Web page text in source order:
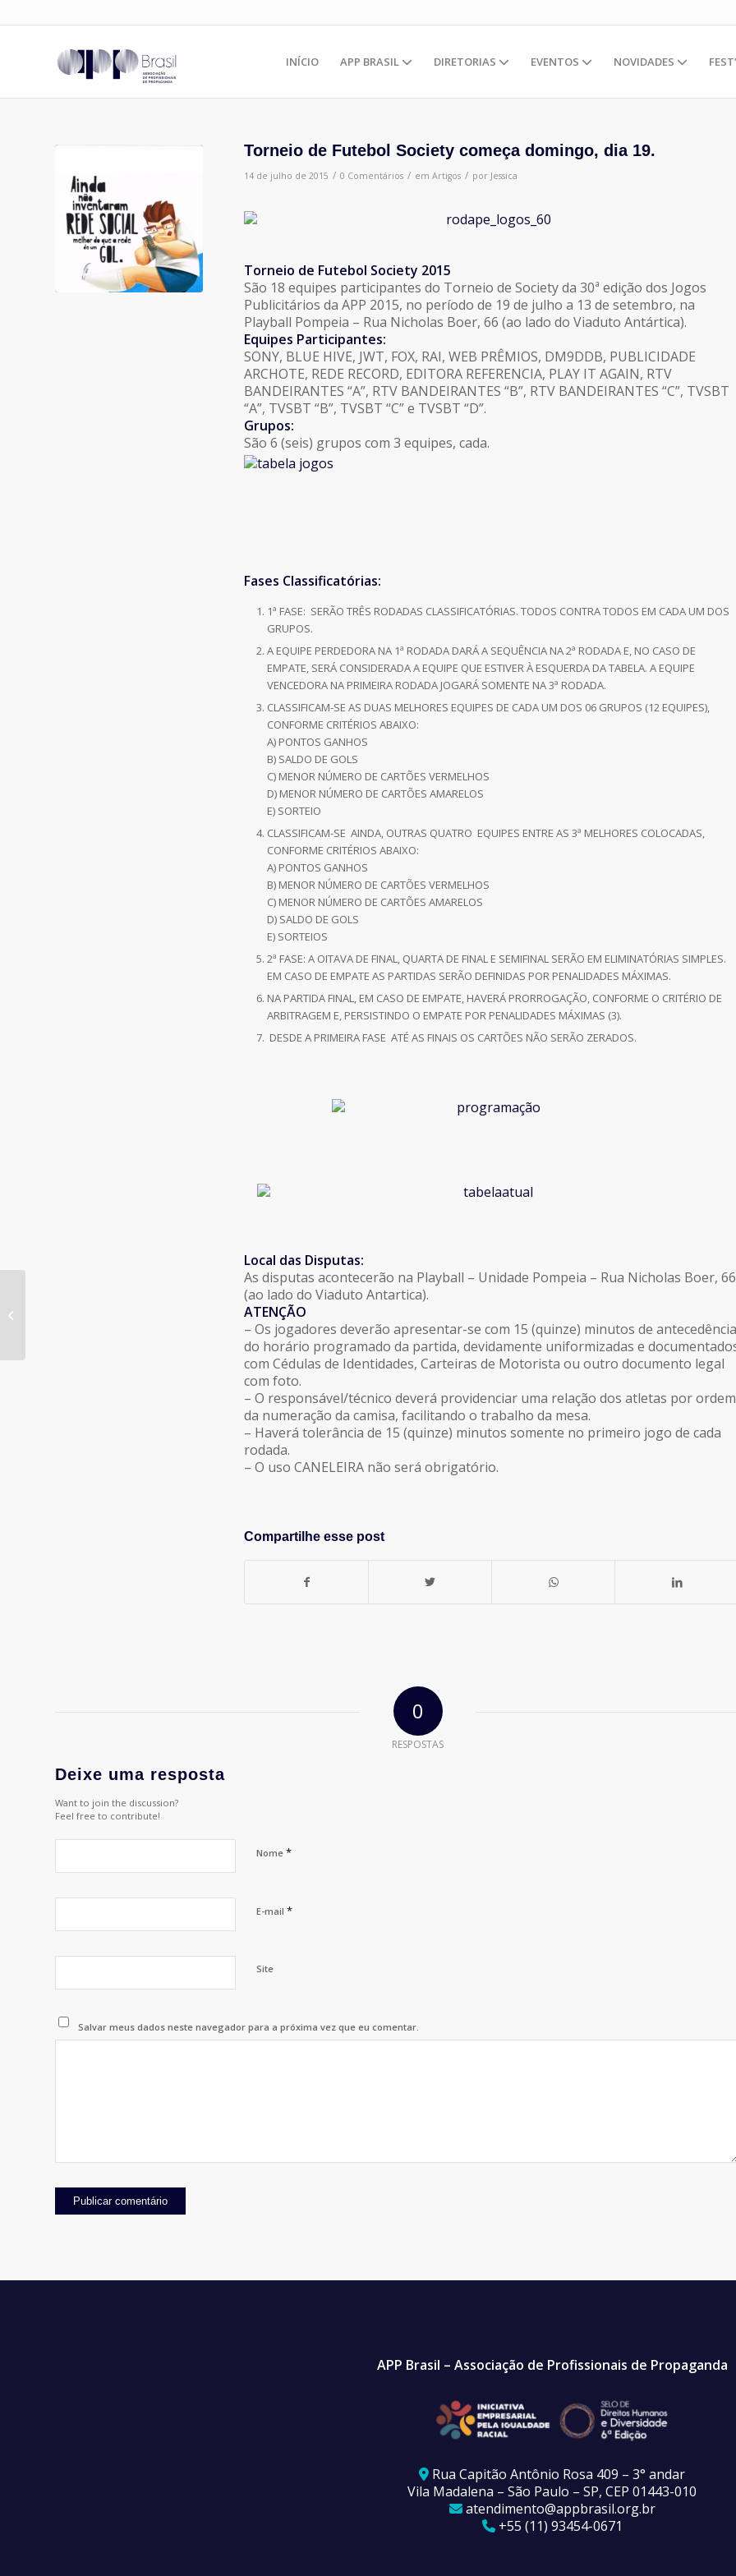
INÍCIO APP BRASIL DIRETORIAS EVENTOS NOVIDADES
Torneio de Futebol Society começa domingo, dia 19.
14 de julho de 2015 / 0 Comentários / em Artigos / por Jessica
Torneio de Futebol Society 2015
São 18 equipes participantes do Torneio de Society da 30ª edição dos Jogos
Publicitários da APP 2015, no período de 19 de julho a 13 de setembro, na
Playball Pompeia – Rua Nicholas Boer, 66 (ao lado do Viaduto Antártica).
Equipes Participantes:
SONY, BLUE HIVE, JWT, FOX, RAI, WEB PRÊMIOS, DM9DDB, PUBLICIDADE
ARCHOTE, REDE RECORD, EDITORA REFERENCIA, PLAY IT AGAIN, RTV
BANDEIRANTES “A”, RTV BANDEIRANTES “B”, RTV BANDEIRANTES “C”, TVSBT
“A”, TVSBT “B”, TVSBT “C” e TVSBT “D”.
Grupos:
São 6 (seis) grupos com 3 equipes, cada.
Fases Classificatórias:
1ª FASE: SERÃO TRÊS RODADAS CLASSIFICATÓRIAS. TODOS CONTRA TODOS EM CADA UM DOS
GRUPOS.
A EQUIPE PERDEDORA NA 1ª RODADA DARÁ A SEQUÊNCIA NA 2ª RODADA E, NO CASO DE
EMPATE, SERÁ CONSIDERADA A EQUIPE QUE ESTIVER À ESQUERDA DA TABELA. A EQUIPE
VENCEDORA NA PRIMEIRA RODADA JOGARÁ SOMENTE NA 3ª RODADA.
CLASSIFICAM-SE AS DUAS MELHORES EQUIPES DE CADA UM DOS 06 GRUPOS (12 EQUIPES),
CONFORME CRITÉRIOS ABAIXO:
A) PONTOS GANHOS
B) SALDO DE GOLS
C) MENOR NÚMERO DE CARTÕES VERMELHOS
D) MENOR NÚMERO DE CARTÕES AMARELOS
E) SORTEIO
CLASSIFICAM-SE AINDA, OUTRAS QUATRO EQUIPES ENTRE AS 3ª MELHORES COLOCADAS,
CONFORME CRITÉRIOS ABAIXO:
A) PONTOS GANHOS
B) MENOR NÚMERO DE CARTÕES VERMELHOS
C) MENOR NÚMERO DE CARTÕES AMARELOS
D) SALDO DE GOLS
E) SORTEIOS
2ª FASE: A OITAVA DE FINAL, QUARTA DE FINAL E SEMIFINAL SERÃO EM ELIMINATÓRIAS SIMPLES.
EM CASO DE EMPATE AS PARTIDAS SERÃO DEFINIDAS POR PENALIDADES MÁXIMAS.
NA PARTIDA FINAL, EM CASO DE EMPATE, HAVERÁ PRORROGAÇÃO, CONFORME O CRITÉRIO DE
ARBITRAGEM E, PERSISTINDO O EMPATE POR PENALIDADES MÁXIMAS (3).
DESDE A PRIMEIRA FASE ATÉ AS FINAIS OS CARTÕES NÃO SERÃO ZERADOS.
Local das Disputas:
As disputas acontecerão na Playball – Unidade Pompeia – Rua Nicholas Boer, 66
(ao lado do Viaduto Antartica).
ATENÇÃO
– Os jogadores deverão apresentar-se com 15 (quinze) minutos de antecedência
do horário programado da partida, devidamente uniformizadas e
com Cédulas de Identidades, Carteiras de Motorista ou outro documento legal
com foto.
– O responsável/técnico deverá providenciar uma relação dos atletas por ordem
da numeração da camisa, facilitando o trabalho da mesa.
– Haverá tolerância de 15 (quinze) minutos somente no primeiro jogo de cada
rodada.
– O uso CANELEIRA não será obrigatório.
Compartilhe esse post
0
RESPOSTAS
Deixe uma resposta
Want to join the discussion?
Feel free to contribute!
Nome *
E-mail *
Site
Salvar meus dados neste navegador para a próxima vez que eu comentar.
APP Brasil – Associação de Profissionais de Propaganda
Rua Capitão Antônio Rosa 409 – 3° andar
Vila Madalena – São Paulo – SP, CEP 01443-010
atendimento@appbrasil.org.br
+55 (11) 93454-0671